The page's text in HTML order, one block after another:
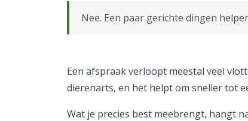
Nee. Een paar gerichte dingen
Een afspraak verloopt meestal veel
dierenarts, en het helpt om sneller tot
Wat je precies best meebrengt, hangt